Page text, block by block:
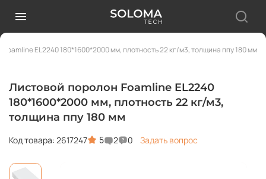
EL2240 180*1600*2000 мм, плотность 22 кг/м3, толщина ппу 180 мм
Листовой поролон Foamline EL2240
180*1600*2000 мм, плотность 22 кг/м3,
толщина ппу 180 мм
Код товара: 2617247 5 2 0 Задать вопрос